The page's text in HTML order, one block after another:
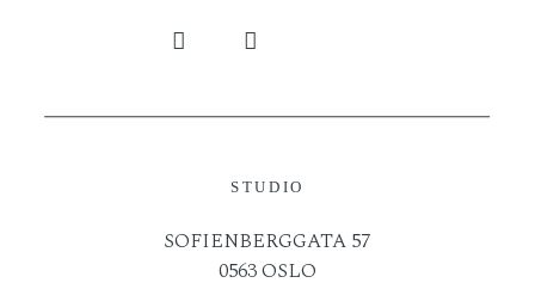
STUDIO
SOFIENBERGGATA 57
0563 OSLO